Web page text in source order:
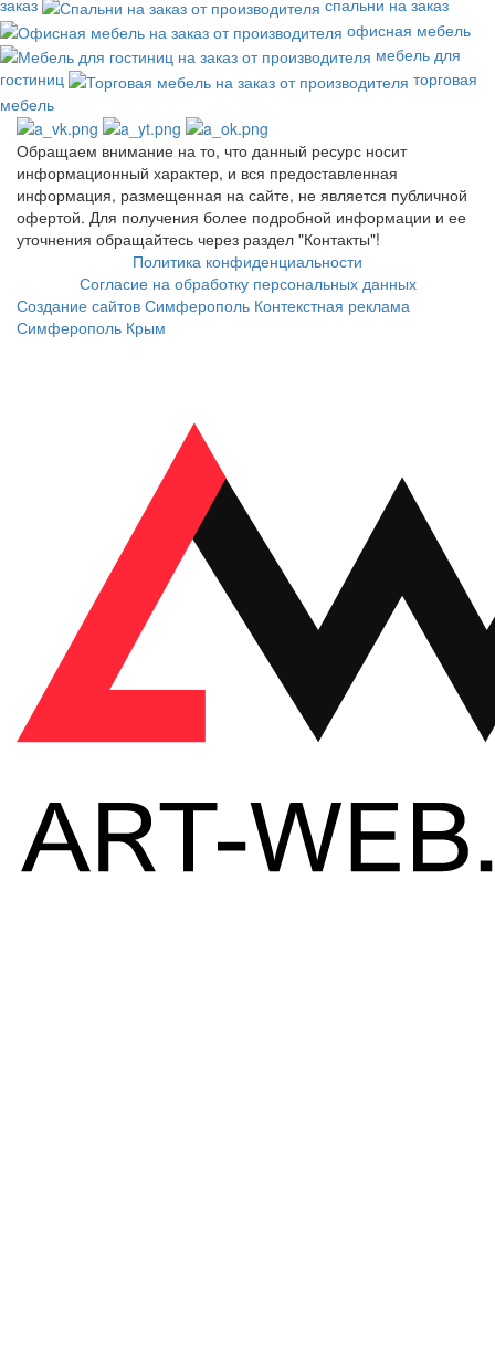
заказ
спальни на заказ
офисная мебель
мебель для
гостиниц
торговая
мебель
Обращаем внимание на то, что данный ресурс носит
информационный характер, и вся предоставленная
информация, размещенная на сайте, не является публичной
офертой. Для получения более подробной информации и ее
уточнения обращайтесь через раздел "Контакты"!
Политика конфиденциальности
Согласие на обработку персональных данных
Создание сайтов Симферополь Контекстная реклама
Симферополь Крым